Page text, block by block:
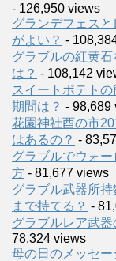
- 126,950 views
グランデフェス
がよい？ -
グラブルの紅黄
は？ - 108,142
スイートポテト
期間は？ - 98,689
花園神社酉の市
はあるの？ -
グラブルでウォ
方 - 81,677 views
グラブル武器所
まで持てる？ -
グラブルレア武
78,324 views
母の日のメッセ